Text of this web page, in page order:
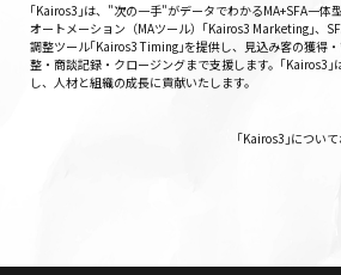
｢Kairos3｣は、"次の一手"がデータでわかるMA+SFA一体
オートメーション（MAツール）｢Kairos3 Marketing｣、
調整ツール｢Kairos3 Timing｣を提供し、見込み客の獲得
整・商談記録・クロージングまで支援します。｢Kairos3｣
し、人材と組織の成長に貢献いたします。
｢Kairos3｣につい